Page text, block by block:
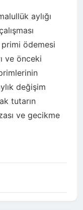
aylığı
ödemesi
ve önceki
değişim
tutarın
ve gecikme